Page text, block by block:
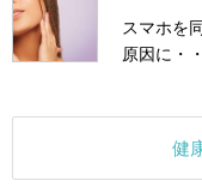
スマホを
原因に・
健